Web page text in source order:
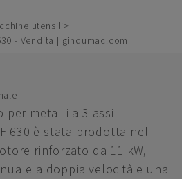
utensili
- Vendita | gindumac.com
per metalli a 3 assi
630 è stata prodotta nel
rinforzato da 11 kW,
a doppia velocità e una